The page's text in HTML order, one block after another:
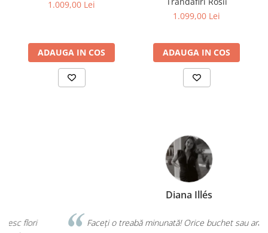
1.009,00 Lei
ADAUGA IN COS
1.099,00 Lei
ADAUGA IN COS
Faceți o treabă minunată! Orice buchet sau aranjament îl